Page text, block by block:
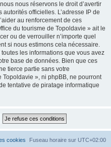
nous réservons le droit d’avertir
officielles. L’adresse IP de
au renforcement de ces
du tourisme de Topoldavie » ait le
ou de verrouiller n’importe quel
si nous estimons cela nécessaire.
les informations que vous avez
base de données. Bien que ces
tierce partie sans votre
Topoldavie », ni phpBB, ne pourront
tentative de piratage informatique
Fuseau horaire sur UTC+02:00
cookies